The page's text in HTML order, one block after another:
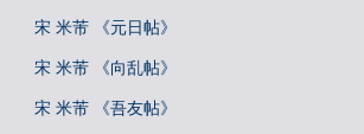
宋 米芾 《元日帖》
宋 米芾 《向乱帖》
宋 米芾 《吾友帖》